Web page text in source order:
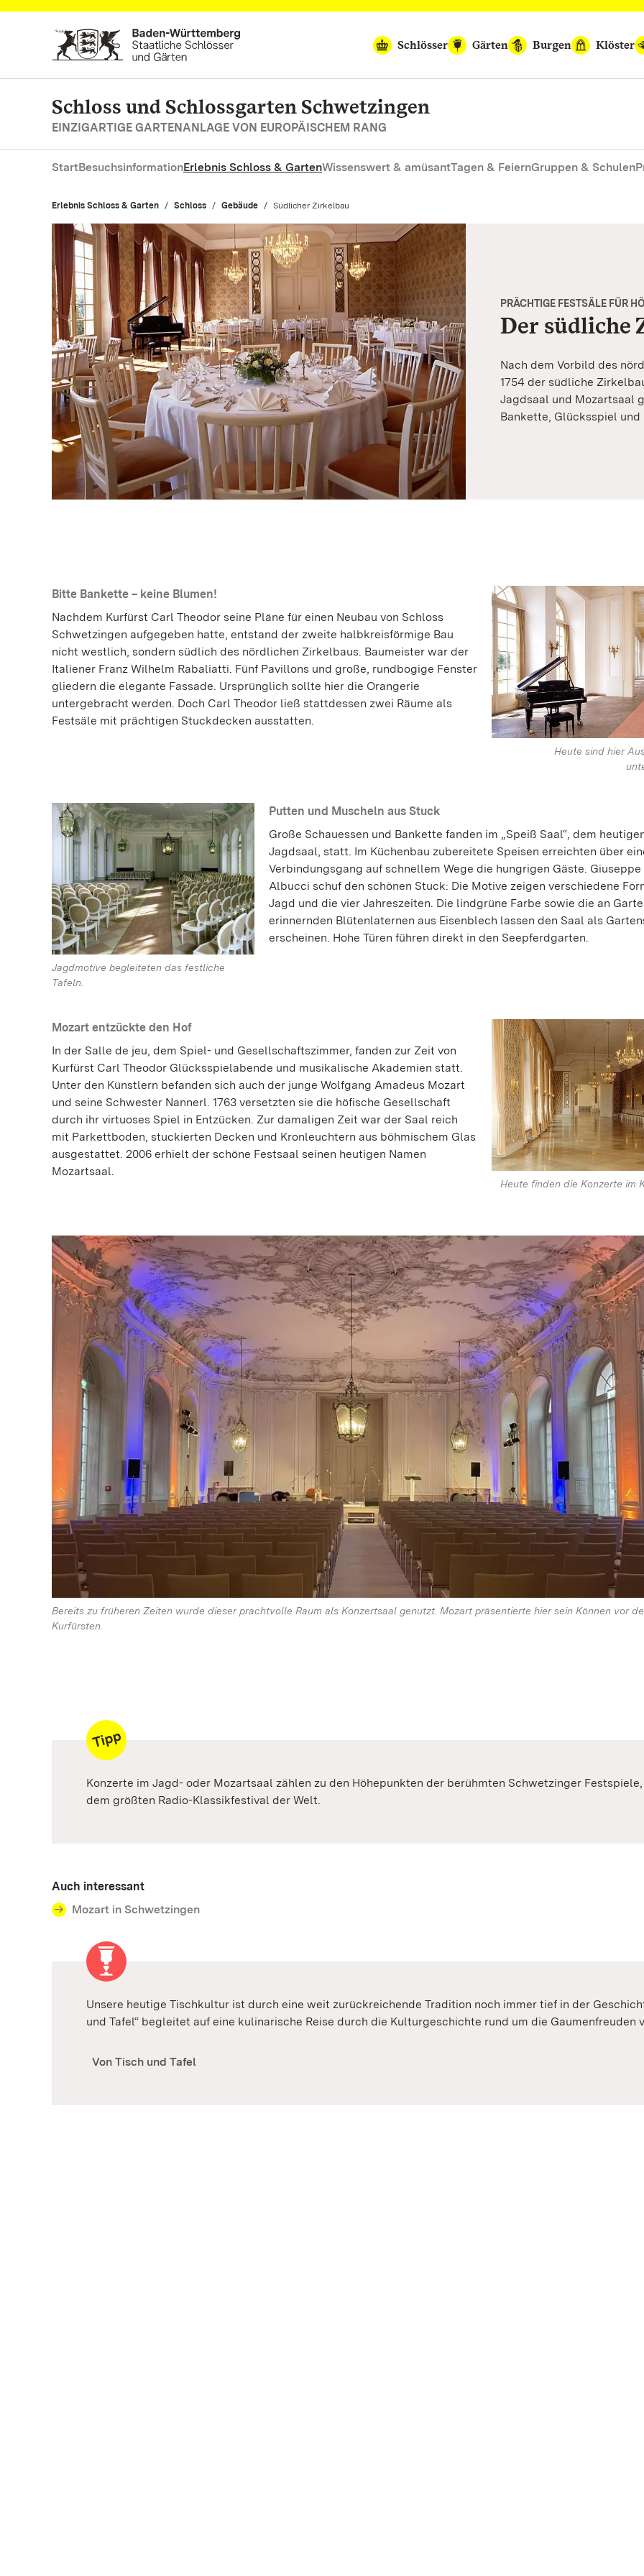
Zum Hauptinhalt springen
Schlösser
Gärten Burgen Klöster
Schloss und Schlossgarten Schwetzingen
EINZIGARTIGE GARTENANLAGE VON EUROPÄISCHEM RANG
StartBesuchsinformationErlebnis Schloss & GartenWissenswert & amüsantTagen & FeiernGruppen & Schulen
Erlebnis Schloss & Garten Schloss Gebäude Aktuell:
Südlicher Zirkelbau
PRÄCHTIGE FESTSÄLE FÜR
Der südliche
Nach dem Vorbild des
1754 der südliche
Jagdsaal und Mozartsaal
Bankette, Glücksspiel und
Heute sind hier
Bitte Bankette – keine Blumen!
Nachdem Kurfürst Carl Theodor seine Pläne für einen Neubau von Schloss
Schwetzingen aufgegeben hatte, entstand der zweite halbkreisförmige Bau
nicht westlich, sondern südlich des nördlichen Zirkelbaus. Baumeister war der
Italiener Franz Wilhelm Rabaliatti. Fünf Pavillons und große, rundbogige Fenster
gliedern die elegante Fassade. Ursprünglich sollte hier die Orangerie
untergebracht werden. Doch Carl Theodor ließ stattdessen zwei Räume als
Festsäle mit prächtigen Stuckdecken ausstatten.
Jagdmotive begleiteten das festliche
Tafeln.
Putten und Muscheln aus Stuck
Große Schauessen und Bankette fanden im „Speiß Saal“, dem
Jagdsaal, statt. Im Küchenbau zubereitete Speisen erreichten über
Verbindungsgang auf schnellem Wege die hungrigen Gäste.
Albucci schuf den schönen Stuck: Die Motive zeigen verschiedene
Jagd und die vier Jahreszeiten. Die lindgrüne Farbe sowie die an
erinnernden Blütenlaternen aus Eisenblech lassen den Saal als
erscheinen. Hohe Türen führen direkt in den Seepferdgarten.
Heute finden die Konzerte im
Mozart entzückte den Hof
In der Salle de jeu, dem Spiel- und Gesellschaftszimmer, fanden zur Zeit von
Kurfürst Carl Theodor Glücksspielabende und musikalische Akademien statt.
Unter den Künstlern befanden sich auch der junge Wolfgang Amadeus Mozart
und seine Schwester Nannerl. 1763 versetzten sie die höfische Gesellschaft
durch ihr virtuoses Spiel in Entzücken. Zur damaligen Zeit war der Saal reich
mit Parkettboden, stuckierten Decken und Kronleuchtern aus böhmischem Glas
ausgestattet. 2006 erhielt der schöne Festsaal seinen heutigen Namen
Mozartsaal.
Bereits zu früheren Zeiten wurde dieser prachtvolle Raum als Konzertsaal genutzt. Mozart präsentierte hier sein Können vor
Kurfürsten.
Konzerte im Jagd- oder Mozartsaal zählen zu den Höhepunkten der berühmten Schwetzinger Festspiele,
dem größten Radio-Klassikfestival der Welt.
Auch interessant
Mozart in Schwetzingen
Unsere heutige Tischkultur ist durch eine weit zurückreichende Tradition noch immer tief in der
und Tafel“ begleitet auf eine kulinarische Reise durch die Kulturgeschichte rund um die Gaumenfreuden
Von Tisch und Tafel